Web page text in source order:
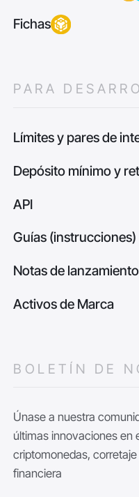
Fichas
PARA
Límites y pares de
Depósito mínimo y
API
Guías (instrucciones)
Notas de lanzamiento
Activos de Marca
BOLETÍN DE
Únase a nuestra
últimas innovaciones en
criptomonedas,
financiera